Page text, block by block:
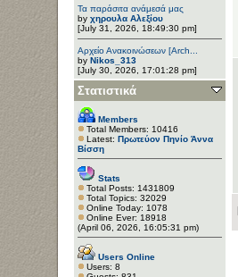
Τα παράσιτα ανάμεσά μας
by χηρουλα Αλεξίου
[July 31, 2026, 18:49:30 pm]
Αρχείο Ανακοινώσεων [Arch...
by Nikos_313
[July 30, 2026, 17:01:28 pm]
Στατιστικά
Members
Total Members: 10416
Latest: Πρωτεύον Πηνίο Άννα
Βίσση
Stats
Total Posts: 1431809
Total Topics: 32029
Online Today: 1078
Online Ever: 18918
(April 06, 2026, 16:05:31 pm)
Users Online
Users: 8